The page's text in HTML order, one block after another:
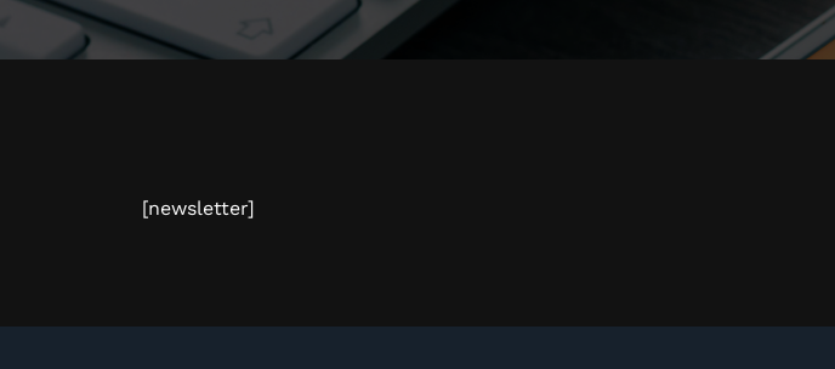
[newsletter]